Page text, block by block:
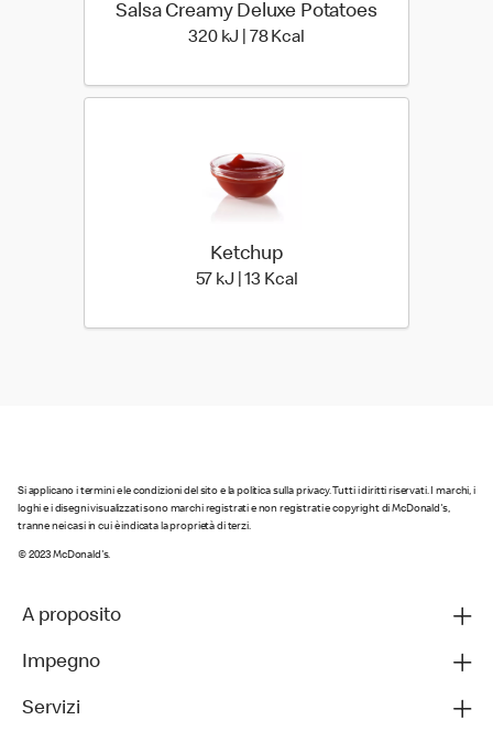
Salsa Creamy Deluxe Potatoes
320 kJ | 78 Kcal
Ketchup
57 kJ | 13 Kcal
Si applicano i termini e le condizioni del sito e la politica sulla privacy. Tutti i diritti riservati. I marchi, i
loghi e i disegni visualizzati sono marchi registrati e non registrati e copyright di McDonald's,
tranne nei casi in cui è indicata la proprietà di terzi.
© 2023 McDonald's.
A proposito
Impegno
Servizi